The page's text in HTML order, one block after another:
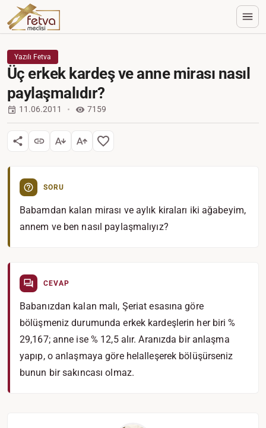
Yazılı Fetva
Üç erkek kardeş ve anne mirası nasıl
paylaşmalıdır?
11.06.2011 7159
SORU
Babamdan kalan mirası ve aylık kiraları iki ağabeyim,
annem ve ben nasıl paylaşmalıyız?
CEVAP
Babanızdan kalan malı, Şeriat esasına göre
bölüşmeniz durumunda erkek kardeşlerin her biri %
29,167; anne ise % 12,5 alır. Aranızda bir anlaşma
yapıp, o anlaşmaya göre helalleşerek bölüşürseniz
bunun bir sakıncası olmaz.